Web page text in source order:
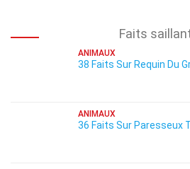
Faits
ANIMAUX
38 Faits Sur Requin Du
ANIMAUX
36 Faits Sur Paresseux